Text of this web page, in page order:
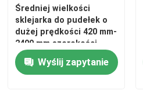
Średniej wielkości
sklejarka do pudełek o
dużej prędkości 420 mm-
2400 mm szerokości
Wyślij zapytanie